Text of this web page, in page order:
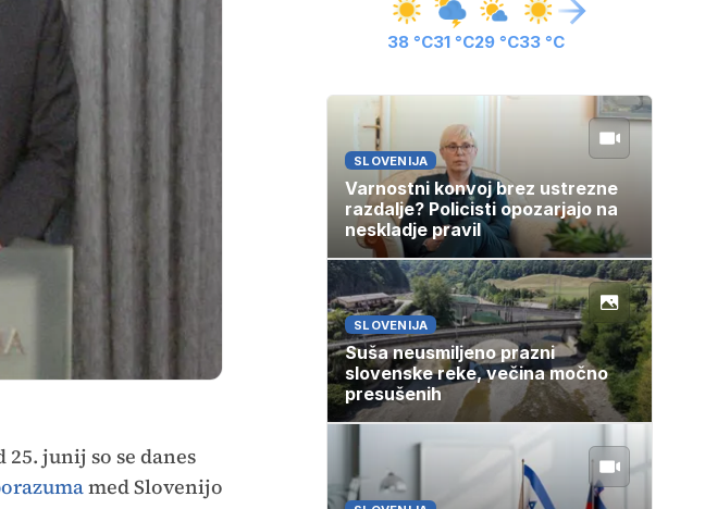
25. junij so se danes
med Slovenijo
38 °C31 °C29 °C33 °C
SLOVENIJA
Varnostni konvoj brez ustrezne
razdalje? Policisti opozarjajo na
neskladje pravil
SLOVENIJA
Suša neusmiljeno prazni
slovenske reke, večina močno
presušenih